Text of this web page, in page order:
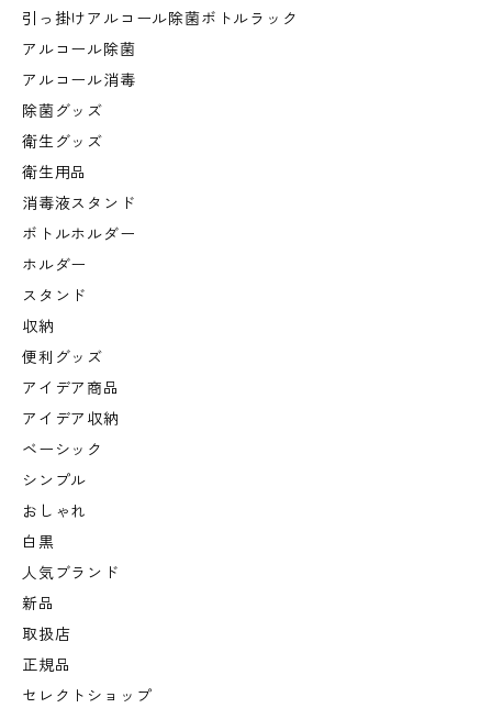
引っ掛けアルコール除菌ボトルラック
アルコール除菌
アルコール消毒
除菌グッズ
衛生グッズ
衛生用品
消毒液スタンド
ボトルホルダー
ホルダー
スタンド
収納
便利グッズ
アイデア商品
アイデア収納
ベーシック
シンプル
おしゃれ
白黒
人気ブランド
新品
取扱店
正規品
セレクトショップ